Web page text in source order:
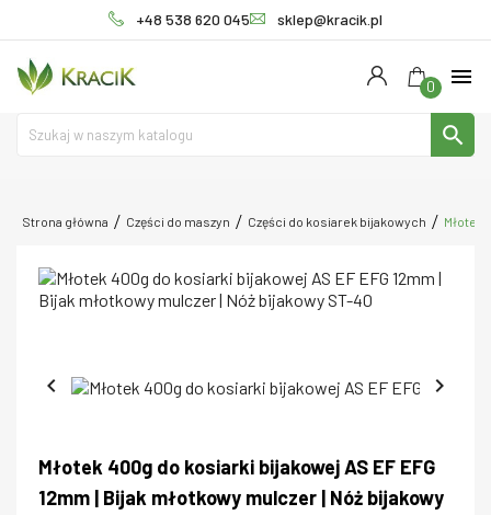
+48 538 620 045 sklep@kracik.pl
0 menu
search
Strona główna Części do maszyn Części do kosiarek bijakowych Młotek
 
Młotek 400g do kosiarki bijakowej AS EF EFG
12mm | Bijak młotkowy mulczer | Nóż bijakowy